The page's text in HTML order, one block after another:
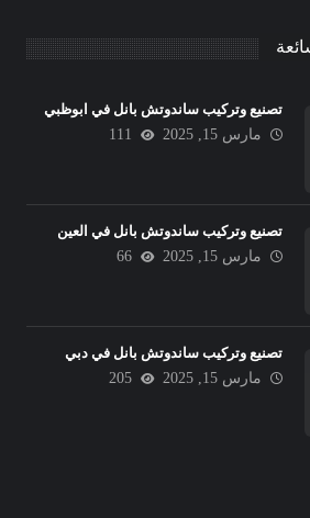
تصنيع وتركيب ساندوتش بانل في ابوظبي
مارس 15, 2025
111
تصنيع وتركيب ساندوتش بانل في العين
مارس 15, 2025
66
تصنيع وتركيب ساندوتش بانل في دبي
مارس 15, 2025
205